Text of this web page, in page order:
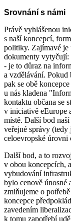
Srovnání s námi
Právě vyhlášenou
s naší koncepcí,
politiky. Zajímavé je
dokumenty vytyčují:
- je to důraz na
a vzdělávání. Pokud
pak se obě
u nás kladena
kontaktu občana se
v iniciativě eEurope
místě. Další bod
veřejné správy (tedy
celoevropské úrovni
Další bod, a to
v obou koncepcích,
vybudování
bylo cenově únosné
zmiňujeme o
koncepce
zavedením
k tomu zapotřebí